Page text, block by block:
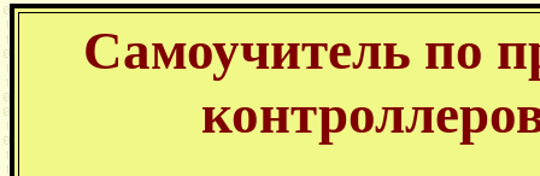
Самоучитель по